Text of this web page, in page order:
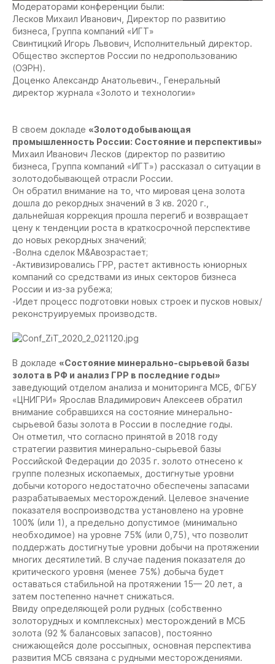
Модераторами конференции были:
Лесков Михаил Иванович, Директор по развитию
бизнеса, Группа компаний «ИГТ»
Свинтицкий Игорь Львович, Исполнительный директор.
Общество экспертов России по недропользованию
(ОЭРН).
Доценко Александр Анатольевич., Генеральный
директор журнала «Золото и технологии»
В своем докладе «Золотодобывающая
промышленность России: Состояние и перспективы»
Михаил Иванович Лесков (директор по развитию
бизнеса, Группа компаний «ИГТ») рассказал о ситуации в
золотодобывающей отрасли России.
Он обратил внимание на то, что мировая цена золота
дошла до рекордных значений в 3 кв. 2020 г.,
дальнейшая коррекция прошла перегиб и возвращает
цену к тенденции роста в краткосрочной перспективе
до новых рекордных значений;
-Волна сделок M&Aвозрастает;
-Активизировались ГРР, растет активность юниорных
компаний со средствами из иных секторов бизнеса
России и из-за рубежа;
-Идет процесс подготовки новых строек и пусков новых/
реконструируемых производств.
В докладе «Состояние минерально-сырьевой базы
золота в РФ и анализ ГРР в последние годы»
заведующий отделом анализа и мониторинга МСБ, ФГБУ
«ЦНИГРИ» Ярослав Владимирович Алексеев обратил
внимание собравшихся на состояние минерально-
сырьевой базы золота в России в последние годы.
Он отметил, что согласно принятой в 2018 году
стратегии развития минерально-сырьевой базы
Российской Федерации до 2035 г. золото отнесено к
группе полезных ископаемых, достигнутые уровни
добычи которого недостаточно обеспечены запасами
разрабатываемых месторождений. Целевое значение
показателя воспроизводства установлено на уровне
100% (или 1), а предельно допустимое (минимально
необходимое) на уровне 75% (или 0,75), что позволит
поддержать достигнутые уровни добычи на протяжении
многих десятилетий. В случае падения показателя до
критического уровня (менее 75%) добыча будет
оставаться стабильной на протяжении 15— 20 лет, а
затем постепенно начнет снижаться.
Ввиду определяющей роли рудных (собственно
золоторудных и комплексных) месторождений в МСБ
золота (92 % балансовых запасов), постоянно
снижающейся доле россыпных, основная перспектива
развития МСБ связана с рудными месторождениями.